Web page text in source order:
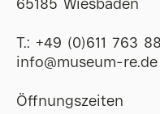
65185 Wiesbaden
T.: +49 (0)611 763
ofni@museum-re de
Öffnungszeiten